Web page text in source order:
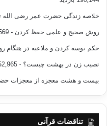
خلاصه زندگی حضرت عمر رضی الله
روش صحیح و علمی حفظ کردن - 180,569 بازدید
حکم بوسه کردن و ملاعبه در هنگام
نصیب زن در بهشت چیست؟ - 152,965 بازدید
بیست و هشت معجزه از معجزات
تناقضات قرآنی